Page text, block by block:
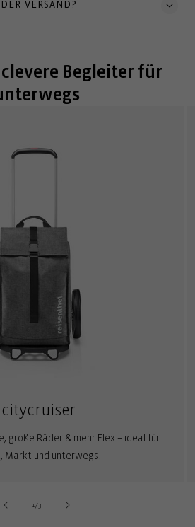
VERSAND?
Begleiter für
citycruiser
große Räder & mehr Flex – ideal für
Markt und unterwegs.
1/von
3